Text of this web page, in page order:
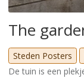
The
Steden Posters
De tuin is een